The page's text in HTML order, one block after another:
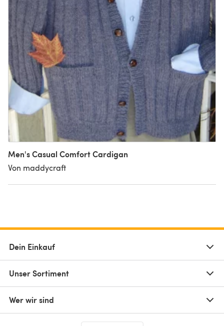
Men's Casual Comfort Cardigan
Von maddycraft
Dein Einkauf
Unser Sortiment
Wer wir sind